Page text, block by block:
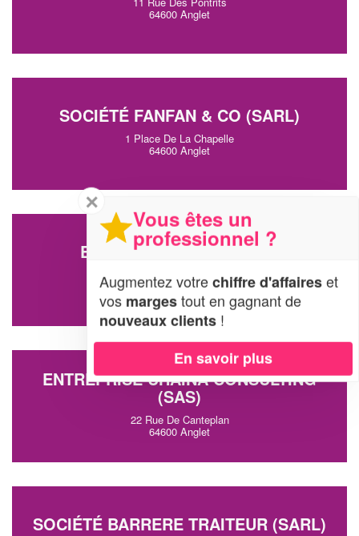
64600 Anglet
SOCIÉTÉ FANFAN & CO (SARL)
1 Place De La Chapelle
64600 Anglet
ENTREPRISE MECS (SAS)
Avenue Eugene Bernain
64600 Anglet
ENTREPRISE UHAINA CONSULTING
(SAS)
22 Rue De Canteplan
64600 Anglet
SOCIÉTÉ BARRERE TRAITEUR (SARL)
✕
Vous êtes un
professionnel ?
Augmentez votrechiffre d'affaireset
vos margestout en gagnant de
nouveaux clients !
En savoir plus